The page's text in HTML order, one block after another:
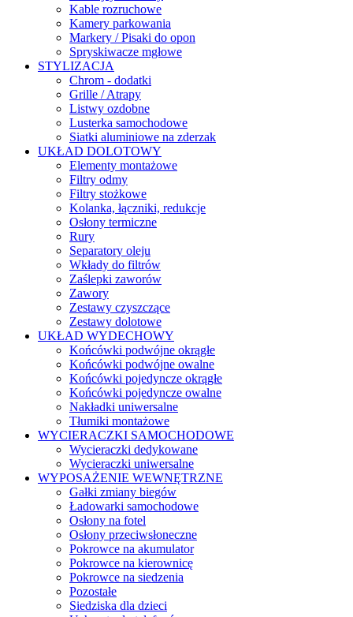
Kable rozruchowe
Kamery parkowania
Markery / Pisaki do opon
Spryskiwacze mgłowe
STYLIZACJA
Chrom - dodatki
Grille / Atrapy
Listwy ozdobne
Lusterka samochodowe
Siatki aluminiowe na zderzak
UKŁAD DOLOTOWY
Elementy montażowe
Filtry odmy
Filtry stożkowe
Kolanka, łączniki, redukcje
Osłony termiczne
Rury
Separatory oleju
Wkłady do filtrów
Zaślepki zaworów
Zawory
Zestawy czyszczące
Zestawy dolotowe
UKŁAD WYDECHOWY
Końcówki podwójne okrągłe
Końcówki podwójne owalne
Końcówki pojedyncze okrągłe
Końcówki pojedyncze owalne
Nakładki uniwersalne
Tłumiki montażowe
WYCIERACZKI SAMOCHODOWE
Wycieraczki dedykowane
Wycieraczki uniwersalne
WYPOSAŻENIE WEWNĘTRZNE
Gałki zmiany biegów
Ładowarki samochodowe
Osłony na fotel
Osłony przeciwsłoneczne
Pokrowce na akumulator
Pokrowce na kierownicę
Pokrowce na siedzenia
Pozostałe
Siedziska dla dzieci